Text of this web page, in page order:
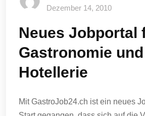
Dezember 14, 2010
Neues Jobportal
Gastronomie und
Hotellerie
Mit GastroJob24.ch ist ein neues